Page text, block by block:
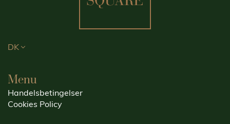
DK
Menu
Handelsbetingelser
Cookies Policy